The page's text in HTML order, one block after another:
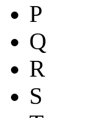
P
Q
R
S